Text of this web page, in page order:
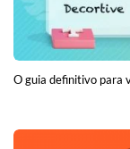
O guia definitivo para